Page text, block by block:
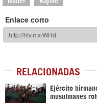
Enlace corto
RELACIONADAS
Ejército
musulmanes